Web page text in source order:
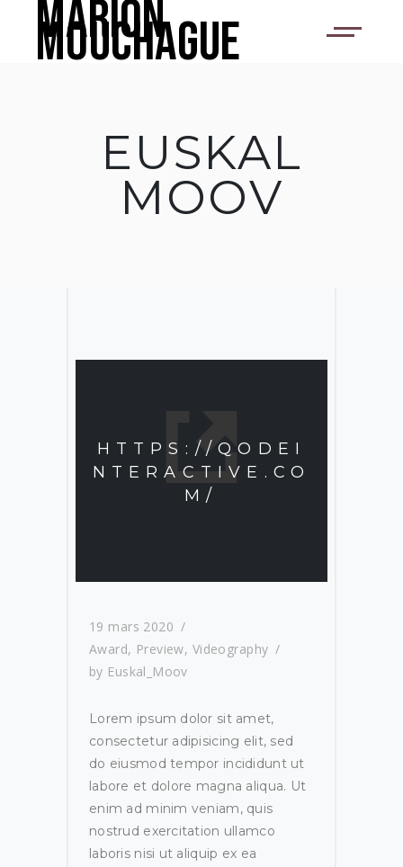
Marion
Mouchague
EUSKAL
MOOV
HTTPS://QODEI
NTERACTIVE.CO
M/
19 mars 2020
Award, Preview, Videography
by Euskal_Moov
Lorem ipsum dolor sit amet,
consectetur adipisicing elit, sed
do eiusmod tempor incididunt ut
labore et dolore magna aliqua. Ut
enim ad minim veniam, quis
nostrud exercitation ullamco
laboris nisi ut aliquip ex ea